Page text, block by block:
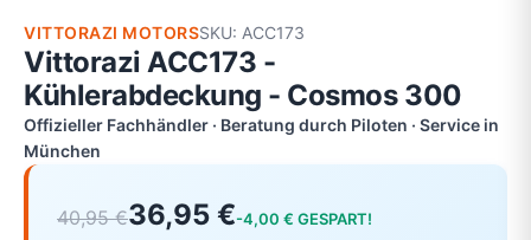
VITTORAZI MOTORSSKU: ACC173
Vittorazi ACC173 -
Kühlerabdeckung - Cosmos 300
Offizieller Fachhändler · Beratung durch Piloten · Service in
München
40,95 €36,95 €-4,00 € GESPART!